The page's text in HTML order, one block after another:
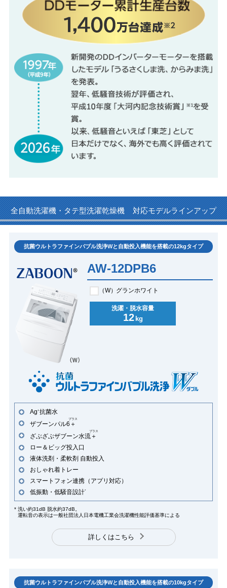
全自動洗濯機・タテ型洗濯乾燥機 対応モデルラインアップ
抗菌ウルトラファインバブル洗浄Wと自動投入機能を搭載の12kgタイプ
AW-12DPB6
（W）グランホワイト
洗濯・脱水容量
12 kg
Ag+抗菌水
ザブーンパル6 ＋
プラス
ざぶざぶザブーン水流 ＋
プラス
ロー＆ビッグ投入口
液体洗剤・柔軟剤 自動投入
おしゃれ着トレー
スマートフォン連携（アプリ対応）
低振動・低騒音設計*
* 洗い約31dB 脱水約37dB。
運転音の表示は一般社団法人日本電機工業会洗濯機性能評価基準による
詳しくはこちら
抗菌ウルトラファインバブル洗浄Wと自動投入機能を搭載の10kgタイプ